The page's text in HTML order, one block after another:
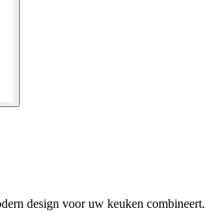
design voor uw keuken combineert.